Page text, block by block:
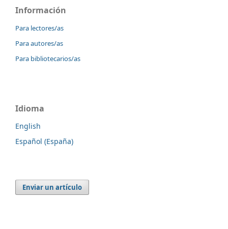
Información
Para lectores/as
Para autores/as
Para bibliotecarios/as
Idioma
English
Español (España)
Enviar un artículo